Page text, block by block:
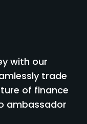
with our
trade
of finance
ambassador